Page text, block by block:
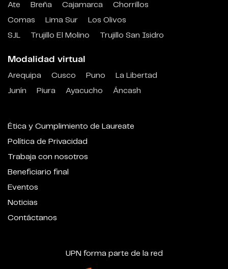
Ate Breña Cajamarca
Chorrillos
Comas
Lima Sur
Los Olivos
SJL
Trujillo El Molino Trujillo San Isidro
Modalidad virtual
Arequipa Cusco Puno
La Libertad
Junín
Piura Ayacucho Áncash
Ética y Cumplimiento de Laureate
Política de Privacidad
Trabaja con nosotros
Beneficiario final
Eventos
Noticias
Contáctanos
UPN forma parte de la red